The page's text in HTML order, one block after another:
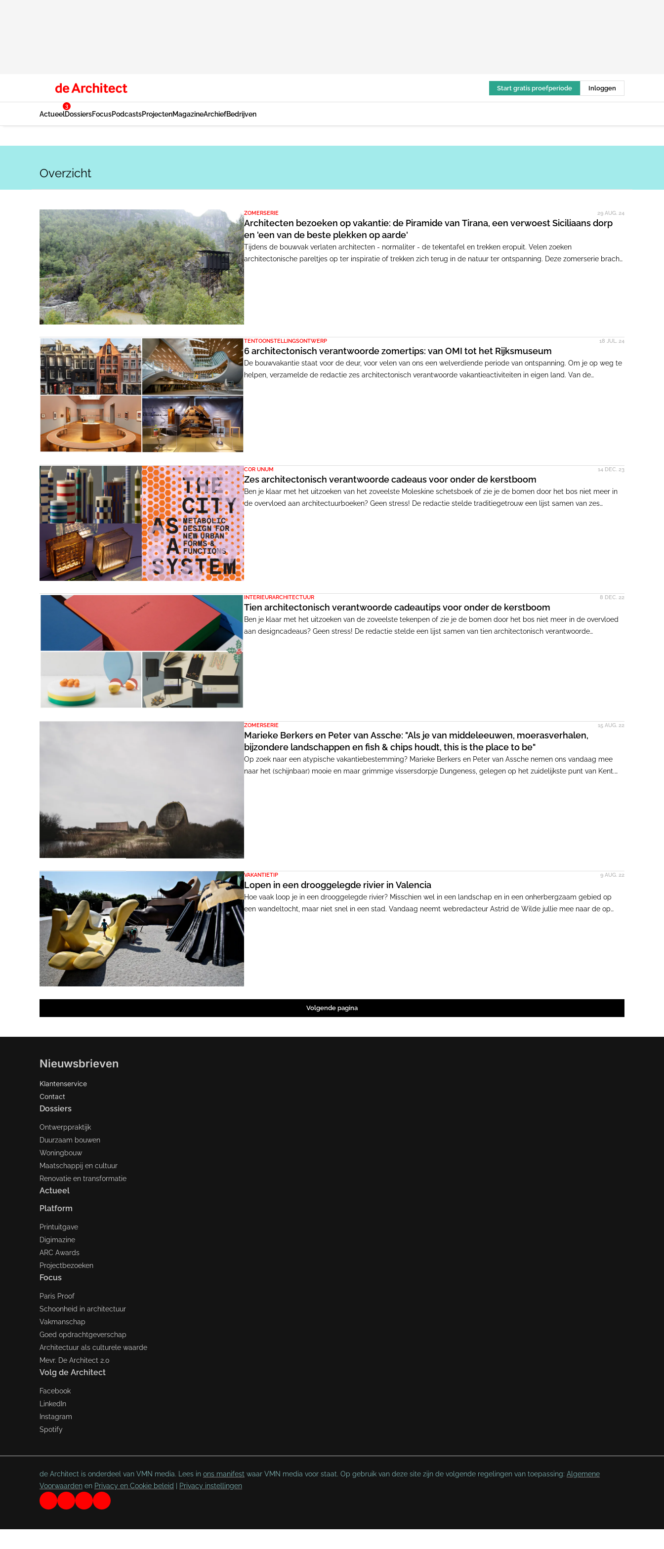
Start gratis proefperiode Inloggen
Actueel
3
DossiersFocusPodcastsProjectenMagazineArchiefBedrijven
Overzicht
ZOMERSERIE 29 AUG. 24
Architecten bezoeken op vakantie: de Piramide van Tirana, een verwoest Siciliaans dorp
en 'een van de beste plekken op aarde'
Tijdens de bouwvak verlaten architecten - normaliter - de tekentafel en trekken eropuit. Velen zoeken
architectonische pareltjes op ter inspiratie of trekken zich terug in de natuur ter ontspanning. Deze zomerserie bracht
TENTOONSTELLINGSONTWERP 18 JUL. 24
6 architectonisch verantwoorde zomertips: van OMI tot het Rijksmuseum
De bouwvakantie staat voor de deur, voor velen van ons een welverdiende periode van ontspanning. Om je op weg te
helpen, verzamelde de redactie zes architectonisch verantwoorde vakantieactiviteiten in eigen land. Van de
COR UNUM 14 DEC. 23
Zes architectonisch verantwoorde cadeaus voor onder de kerstboom
Ben je klaar met het uitzoeken van het zoveelste Moleskine schetsboek of zie je de bomen door het bos niet meer in
de overvloed aan architectuurboeken? Geen stress! De redactie stelde traditiegetrouw een lijst samen van zes
INTERIEURARCHITECTUUR 8 DEC. 22
Tien architectonisch verantwoorde cadeautips voor onder de kerstboom
Ben je klaar met het uitzoeken van de zoveelste tekenpen of zie je de bomen door het bos niet meer in de overvloed
aan designcadeaus? Geen stress! De redactie stelde een lijst samen van tien architectonisch verantwoorde
ZOMERSERIE 15 AUG. 22
Marieke Berkers en Peter van Assche: "Als je van middeleeuwen, moerasverhalen,
bijzondere landschappen en fish & chips houdt, this is the place to be"
Op zoek naar een atypische vakantiebestemming? Marieke Berkers en Peter van Assche nemen ons vandaag mee
naar het (schijnbaar) mooie en maar grimmige vissersdorpje Dungeness, gelegen op het zuidelijkste punt van Kent.
VAKANTIETIP 9 AUG. 22
Lopen in een drooggelegde rivier in Valencia
Hoe vaak loop je in een drooggelegde rivier? Misschien wel in een landschap en in een onherbergzaam gebied op
een wandeltocht, maar niet snel in een stad. Vandaag neemt webredacteur Astrid de Wilde jullie mee naar de op
Volgende pagina
Nieuwsbrieven
Klantenservice
Contact
Dossiers
Ontwerppraktijk
Duurzaam bouwen
Woningbouw
Maatschappij en cultuur
Renovatie en transformatie
Actueel
Platform
Printuitgave
Digimazine
ARC Awards
Projectbezoeken
Focus
Paris Proof
Schoonheid in architectuur
Vakmanschap
Goed opdrachtgeverschap
Architectuur als culturele waarde
Mevr. De Architect 2.0
Volg de Architect
Facebook
LinkedIn
Instagram
Spotify
de Architect is onderdeel van VMN media. Lees in ons manifest waar VMN media voor staat. Op gebruik van deze site zijn de volgende regelingen van toepassing: Algemene
Voorwaarden en Privacy en Cookie beleid Privacy instellingen